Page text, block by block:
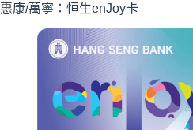
惠康/萬寧：恒生enJoy卡